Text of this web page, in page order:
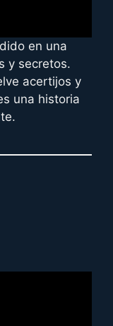
en una
y secretos.
acertijos y
una historia